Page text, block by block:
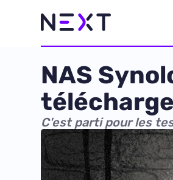
NAS
C'est parti pour les